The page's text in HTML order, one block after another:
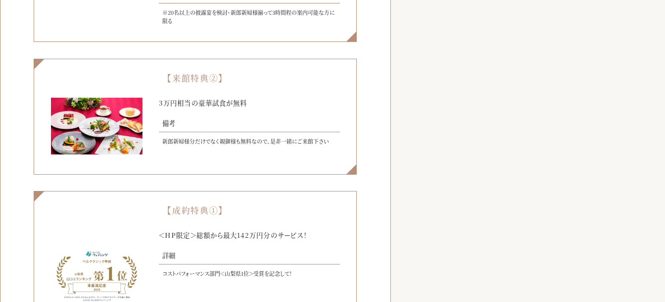
※20名以上の披露宴を検討・新郎新婦様揃って3時間程の案内可能な方に
限る
【来館特典②】
3万円相当の豪華試食が無料
備考
新郎新婦様分だけでなく親御様も無料なので、是非一緒にご来館下さい
【成約特典①】
＜HP限定＞総額から最大142万円分のサービス！
詳細
コストパフォーマンス部門＜山梨県1位＞受賞を記念して！